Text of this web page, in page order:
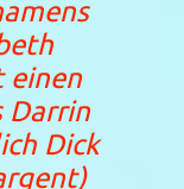
einen
Darrin
Dick